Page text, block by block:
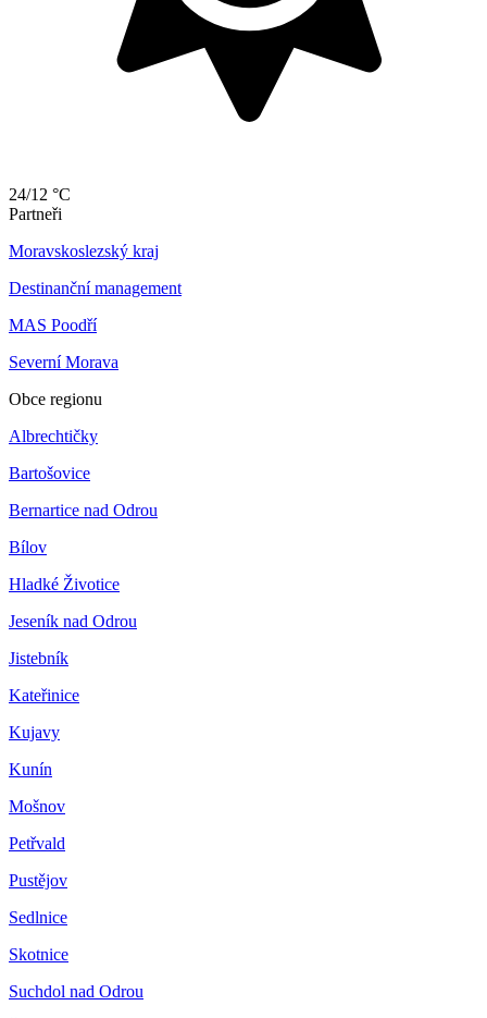
24/12 °C
Partneři
Moravskoslezský kraj
Destinanční management
MAS Poodří
Severní Morava
Obce regionu
Albrechtičky
Bartošovice
Bernartice nad Odrou
Bílov
Hladké Životice
Jeseník nad Odrou
Jistebník
Kateřinice
Kujavy
Kunín
Mošnov
Petřvald
Pustějov
Sedlnice
Skotnice
Suchdol nad Odrou